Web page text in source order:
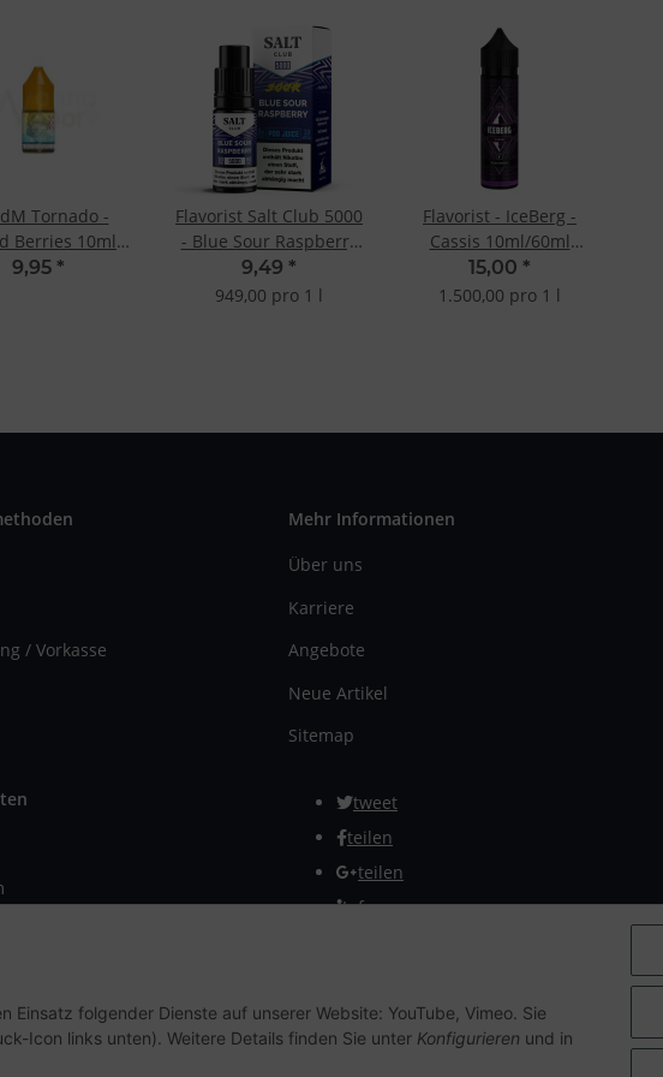
Tornado -
Berries 10ml
20mg
9,95 *
Flavorist Salt Club 5000
- Blue Sour Raspberry
10ml 20mg
9,49 *
949,00 pro 1 l
Flavorist - IceBerg -
Cassis 10ml/60ml
Longfill-Aroma
15,00 *
1.500,00 pro 1 l
/ Vorkasse
Mehr Informationen
Über uns
Karriere
Angebote
Neue Artikel
Sitemap
tweet
teilen
teilen
Info
Vertrag widerrufen
Einsatz folgender Dienste auf unserer Website: YouTube, Vimeo. Sie
Icon links unten). Weitere Details finden Sie unter Konfigurieren und in